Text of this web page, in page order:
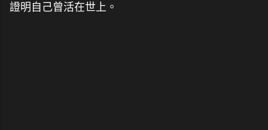
證明自己曾活在世上。